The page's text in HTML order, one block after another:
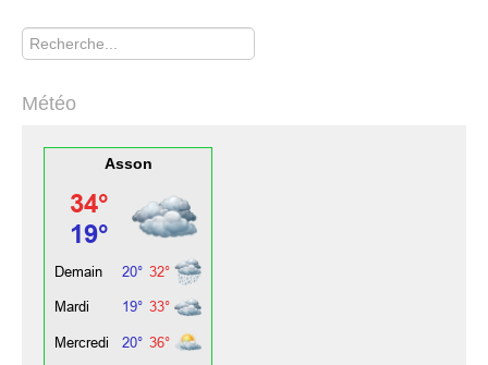
Rechercher
Météo
Asson